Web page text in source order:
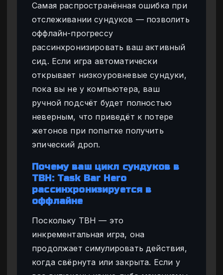
Самая распространённая ошибка при
отслеживании сундуков — позволить
оффлайн-прогрессу
рассинхронизировать ваш активный
сид. Если игра автоматически
открывает низкоуровневые сундуки,
пока вы не у компьютера, ваш
ручной подсчёт будет полностью
неверным, что приведёт к потере
жетонов при попытке получить
эпический дроп.
Почему ваш цикл сундуков в
TBH: Task Bar Hero
рассинхронизируется в
оффлайне
Поскольку TBH — это
инкрементальная игра, она
продолжает симулировать действия,
когда свёрнута или закрыта. Если у